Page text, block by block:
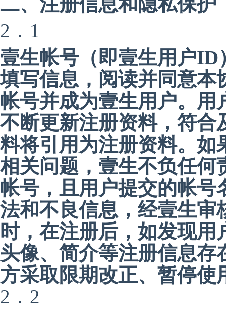
2．1
壹生帐号（即壹生用户
填写信息，阅读并同意本
帐号并成为壹生用户。用
不断更新注册资料，符合
料将引用为注册资料。如
相关问题，壹生不负任何
帐号，且用户提交的帐号
法和不良信息，经壹生审
时，在注册后，如发现
头像、简介等注册信息
方采取限期改正、暂停使
2．2